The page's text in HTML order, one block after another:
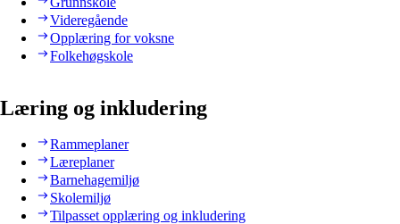
Videregående
Opplæring for voksne
Folkehøgskole
Læring og inkludering
Rammeplaner
Læreplaner
Barnehagemiljø
Skolemiljø
Tilpasset opplæring og inkludering